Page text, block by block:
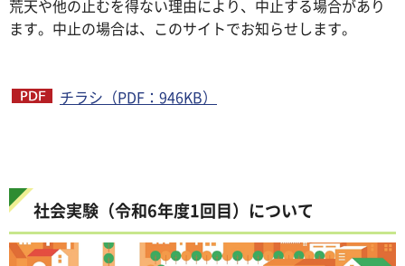
荒天や他の止むを得ない理由により、中止する場合があり
ます。中止の場合は、このサイトでお知らせします。
チラシ（PDF：946KB）
社会実験（令和6年度1回目）について